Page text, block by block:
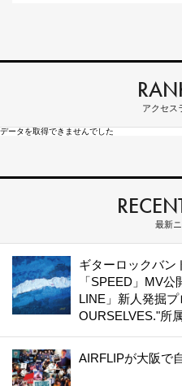
アクセス
データを取得できませんでした
最新
ギターロックバン
「SPEED」MV
LINE」新人発掘
OURSELVES."所
AIRFLIPが大阪で